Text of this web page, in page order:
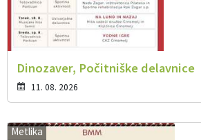
Dinozaver, Počitniške delavnice
11. 08. 2026
Metlika